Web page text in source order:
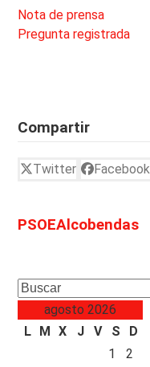
Nota de prensa
Pregunta registrada
Compartir
Twitter Facebook
PSOEAlcobendas
Search
agosto 2026
L M X J V S
D
1
2